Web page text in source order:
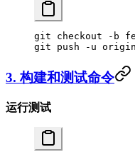
git checkout -b
git push -u origin
3. 构建和测试命令
运行测试